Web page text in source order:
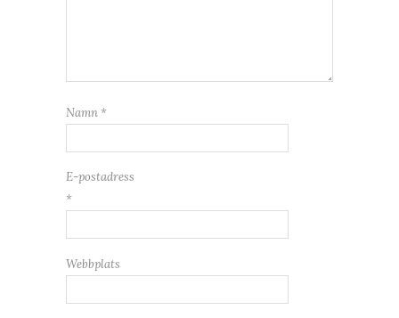
Namn *
E-postadress
*
Webbplats